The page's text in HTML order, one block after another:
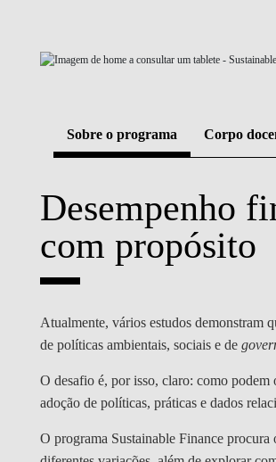
IA
Sobre o programa Corpo
Desempenho
com propósito
Atualmente, vários estudos demonstram
de políticas ambientais, sociais e de
O desafio é, por isso, claro: como podem
adoção de políticas, práticas e dados
O programa Sustainable Finance procura